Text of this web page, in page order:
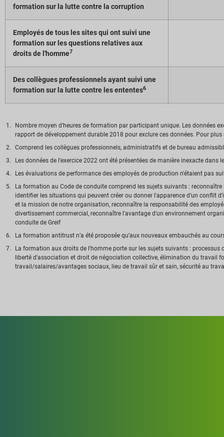
formation sur la lutte contre la corruption
Employés de tous les sites qui ont suivi une
formation sur les questions relatives aux
droits de l'homme7
Des collègues professionnels ayant suivi une
formation sur la lutte contre les ententes6
Nombre moyen d'heures de formation par participant unique. Les données
rapport de développement durable 2018 pour exclure ces données. Pour
Comprend les collègues professionnels, administratifs et de bureau
Les données de l’exercice 2022 ont été présentées de manière inexacte dans
Les évaluations de performance des employés de production n'étaient pas
La formation au Code de conduite comprend les sujets suivants :
identifier les situations qui peuvent créer ou donner l'apparence d'un conflit
et la mission de notre organisation, reconnaître la responsabilité des
divertissement commercial, reconnaître l'avantage d'un environnement
conduite de Greif
La formation antitrust n’a été proposée qu’aux nouveaux embauchés au
La formation aux droits de l'homme porte sur les sujets suivants :
liberté d'association et droit de négociation collective, élimination du
travail/salaires/avantages sociaux, lieu de travail sûr et sain, sécurité au